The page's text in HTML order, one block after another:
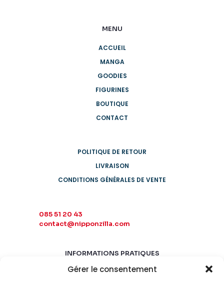
Gérer le consentement
MENU
ACCUEIL
MANGA
GOODIES
FIGURINES
BOUTIQUE
CONTACT
POLITIQUE DE RETOUR
LIVRAISON
CONDITIONS GÉNÉRALES DE VENTE
085 51 20 43
contact@nipponzilla.com
INFORMATIONS PRATIQUES
MARDI-SAMEDI